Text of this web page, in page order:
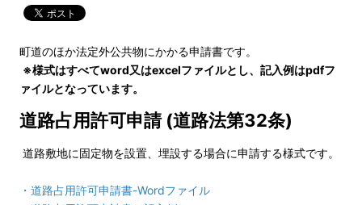
町道のほか法定外公共物にかかる申請書です。
※様式はすべてword又はexcelファイルとし、記入例はpdfフ
ァイルとなっています。
道路占用許可申請 (道路法第32条)
道路敷地に固定物を設置、埋設する場合に申請する様式です。
・ 道路占用許可申請書-Wordファイル